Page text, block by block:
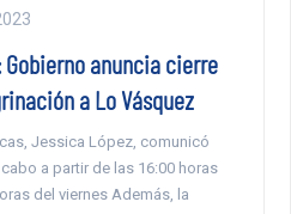
anuncia cierre
a Lo Vásquez
Jessica López, comunicó
a partir de las 16:00 horas
del viernes Además, la